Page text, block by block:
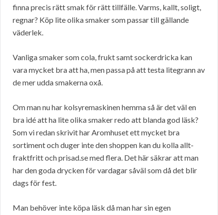
finna precis rätt smak för rätt tillfälle. Varms, kallt, soligt,
regnar? Köp lite olika smaker som passar till gällande
väderlek.
Vanliga smaker som cola, frukt samt sockerdricka kan
vara mycket bra att ha, men passa på att testa litegrann av
de mer udda smakerna oxå.
Om man nu har kolsyremaskinen hemma så är det väl en
bra idé att ha lite olika smaker redo att blanda god läsk?
Som vi redan skrivit har Aromhuset ett mycket bra
sortiment och duger inte den shoppen kan du kolla allt-
fraktfritt och prisad.se med flera. Det här säkrar att man
har den goda drycken för vardagar såväl som då det blir
dags för fest.
Man behöver inte köpa läsk då man har sin egen